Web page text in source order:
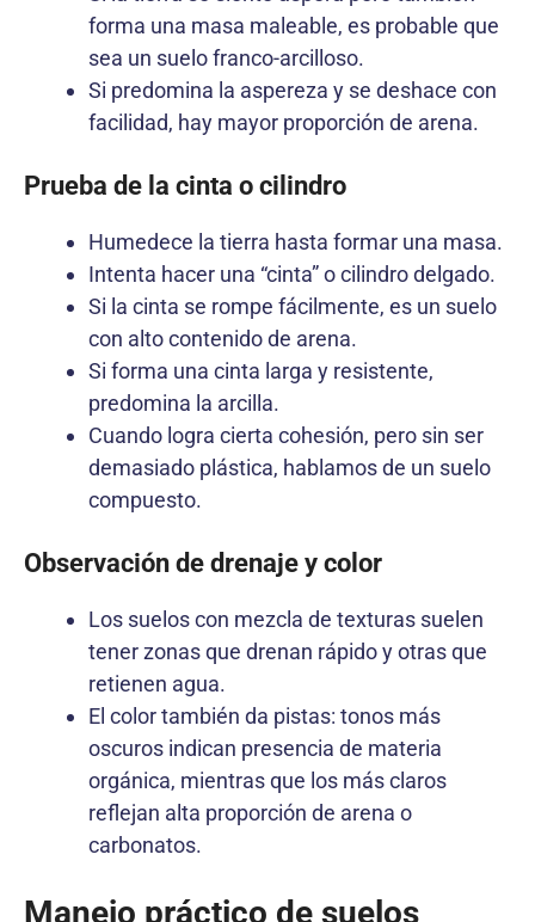
forma una masa maleable, es probable que
sea un suelo franco-arcilloso.
Si predomina la aspereza y se deshace con
facilidad, hay mayor proporción de arena.
Prueba de la cinta o cilindro
Humedece la tierra hasta formar una masa.
Intenta hacer una “cinta” o cilindro delgado.
Si la cinta se rompe fácilmente, es un suelo
con alto contenido de arena.
Si forma una cinta larga y resistente,
predomina la arcilla.
Cuando logra cierta cohesión, pero sin ser
demasiado plástica, hablamos de un suelo
compuesto.
Observación de drenaje y color
Los suelos con mezcla de texturas suelen
tener zonas que drenan rápido y otras que
retienen agua.
El color también da pistas: tonos más
oscuros indican presencia de materia
orgánica, mientras que los más claros
reflejan alta proporción de arena o
carbonatos.
Manejo práctico de suelos